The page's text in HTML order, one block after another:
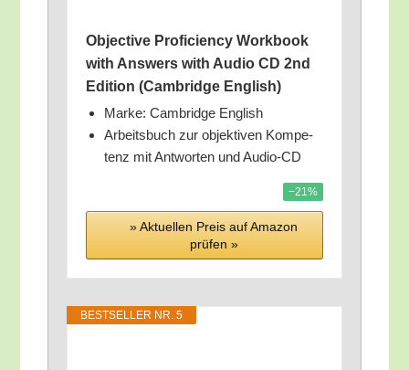
Objec­ti­ve Pro­fi­ci­en­cy Work­book
with Ans­wers with Audio CD 2nd
Edi­ti­on (Cam­bridge English)
Mar­ke: Cam­bridge English
Arbeits­buch zur objek­ti­ven Kom­pe­
tenz mit Ant­wor­ten und Audio-CD
−21%
» Aktu­el­len Preis auf Ama­zon
prü­fen »
BEST­SEL­LER NR. 5